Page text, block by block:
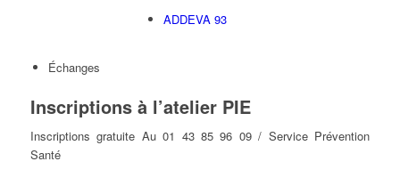
ADDEVA 93
Échanges
Inscriptions à l’atelier PIE
Inscriptions gratuite Au 01 43 85 96 09 / Service Prévention
Santé